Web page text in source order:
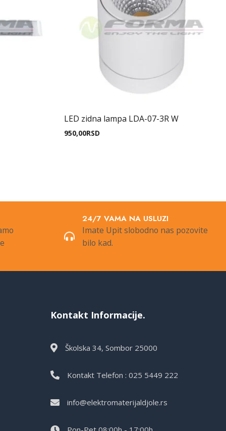
LED zidna lampa LDA-07-3R W
950,00RSD
24/7 VAMA NA USLUZI
Imate Upit slobodno nas pozovite
bilo kad.
Kontakt Informacije.
Školska 34, Sombor 25000
Kontakt Telefon : 025 5449 222
info@elektromaterijaldjole.rs